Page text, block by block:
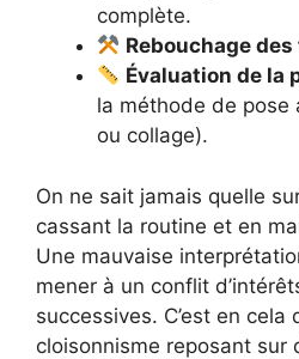
complète.
Rebouchage
Évaluation de la
la méthode de pose
ou collage).
On ne sait jamais quelle
cassant la routine et en
Une mauvaise
mener à un conflit
successives. C’est en cela
cloisonnisme reposant sur